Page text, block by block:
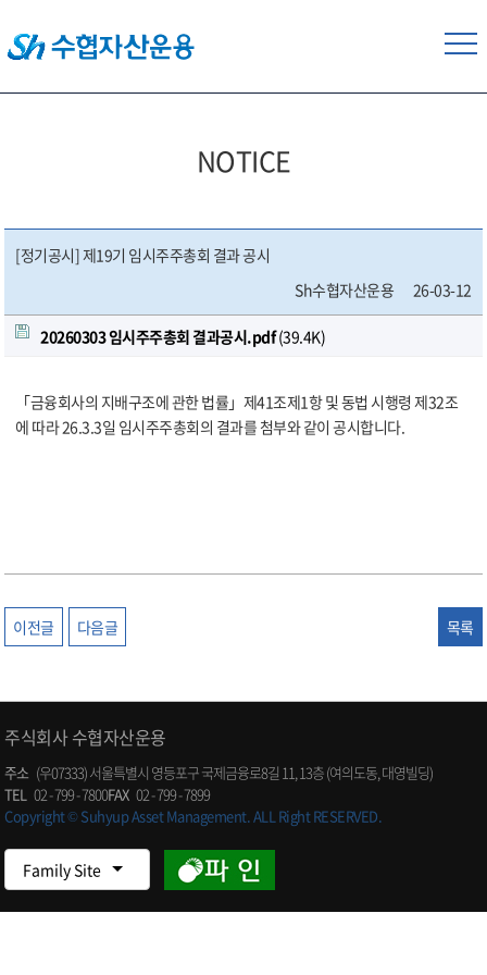
NOTICE
[정기공시] 제19기 임시주주총회 결과 공시
Sh수협자산운용
26-03-12
20260303 임시주주총회 결과공시.pdf(39.4K)
「금융회사의 지배구조에 관한 법률」제41조제1항 및 동법 시행령 제32조
에 따라 26.3.3일 임시주주총회의 결과를 첨부와 같이 공시합니다.
이전글 다음글 목록
주식회사 수협자산운용
주소 (우07333) 서울특별시 영등포구 국제금융로8길 11, 13층 (여의도동, 대영빌딩)
TEL 02 - 799 - 7800FAX 02 - 799 - 7899
Copyright © Suhyup Asset Management. ALL Right RESERVED.
Family Site